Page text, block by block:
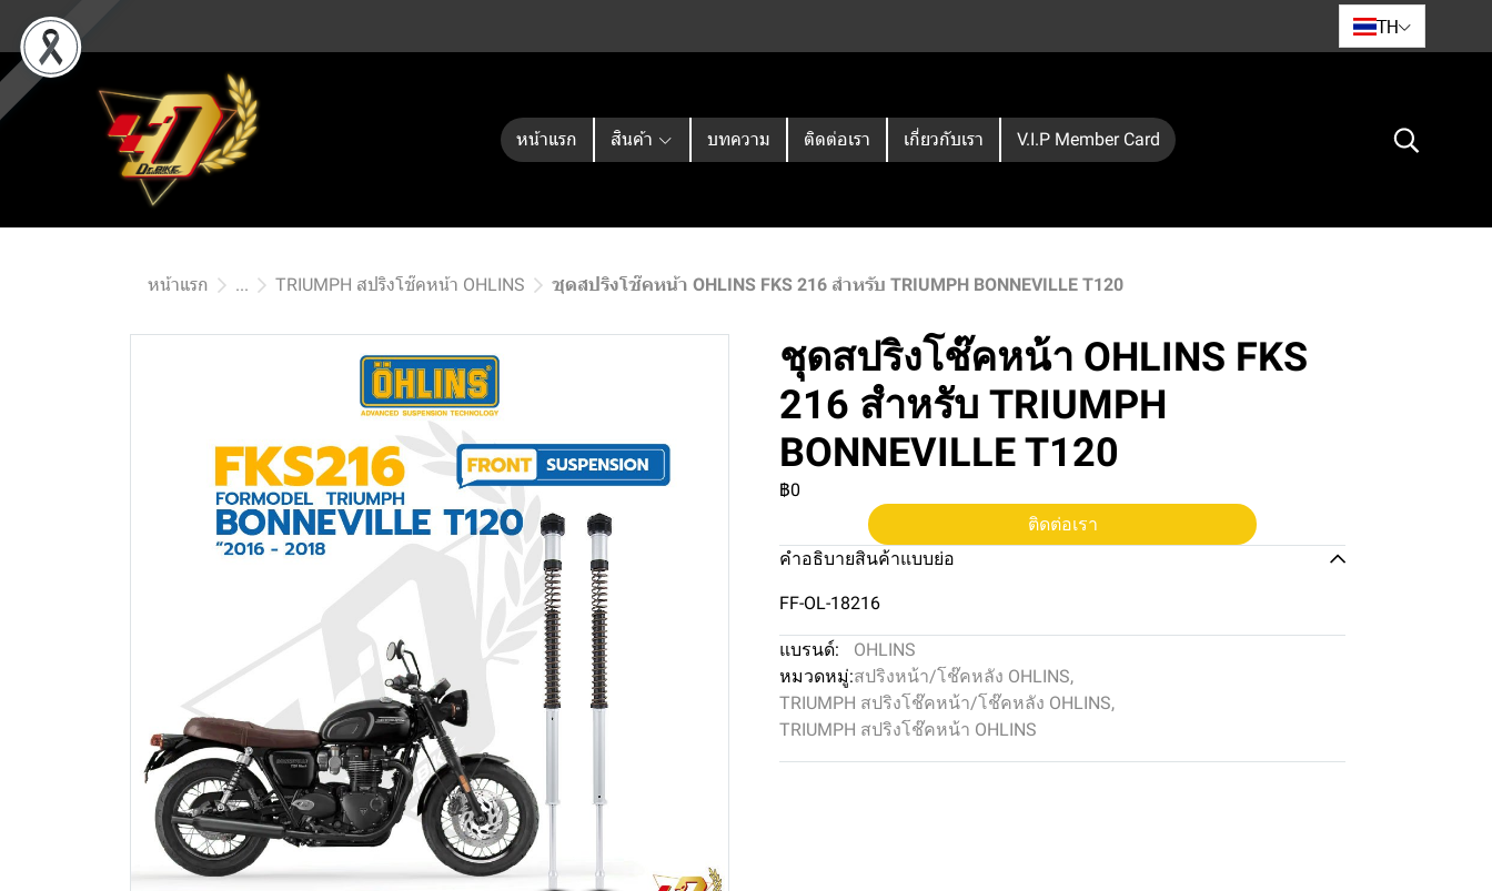
TH
หน้าแรก สินค้า บทความ ติดต่อเรา เกี่ยวกับเรา V.I.P Member Card
หน้าแรก ... TRIUMPH สปริงโช๊คหน้า OHLINS ชุดสปริงโช๊คหน้า OHLINS FKS 216 สำหรับ TRIUMPH BONNEVILLE T120
ชุดสปริงโช๊คหน้า OHLINS FKS
216 สำหรับ TRIUMPH
BONNEVILLE T120
฿0
ติดต่อเรา
คำอธิบายสินค้าแบบย่อ
FF-OL-18216
แบรนด์:
OHLINS
หมวดหมู่:สปริงหน้า/โช๊คหลัง OHLINS,
TRIUMPH สปริงโช๊คหน้า/โช๊คหลัง OHLINS,
TRIUMPH สปริงโช๊คหน้า OHLINS